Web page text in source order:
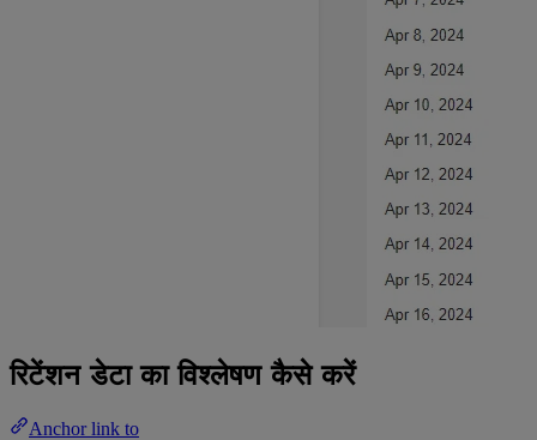
रिटेंशन डेटा का विश्लेषण कैसे करें
Anchor link to